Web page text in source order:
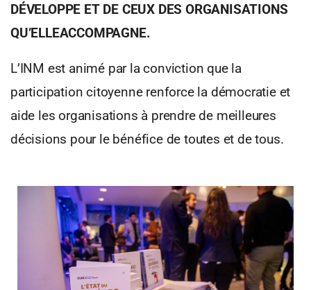
DÉVELOPPE ET DE CEUX DES ORGANISATIONS
QU’ELLEACCOMPAGNE.
L’INM est animé par la conviction que la
participation citoyenne renforce la démocratie et
aide les organisations à prendre de meilleures
décisions pour le bénéfice de toutes et de tous.